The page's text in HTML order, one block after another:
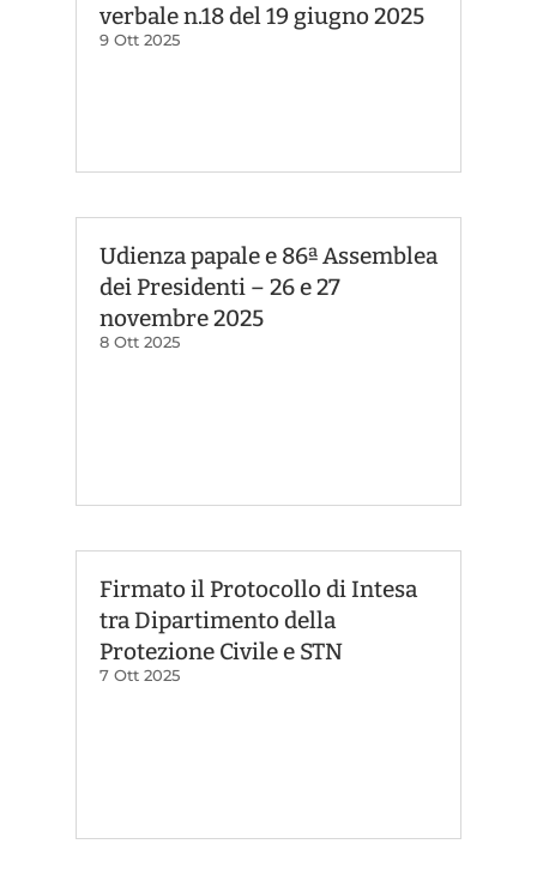
verbale n.18 del 19 giugno 2025
9 Ott 2025
Udienza papale e 86ª Assemblea
dei Presidenti – 26 e 27
novembre 2025
8 Ott 2025
Firmato il Protocollo di Intesa
tra Dipartimento della
Protezione Civile e STN
7 Ott 2025